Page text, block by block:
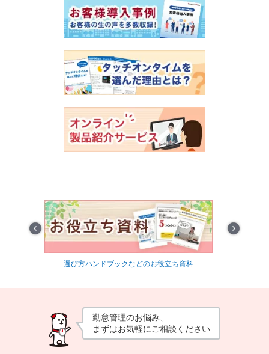
選び方ハンドブックなどのお役立ち資料
勤怠管理のお悩み、
まずはお気軽にご相談ください